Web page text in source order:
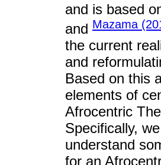
and is based
and Mazama
the current
and
Based on this
elements of
Afrocentric
Specifically,
understand
for an